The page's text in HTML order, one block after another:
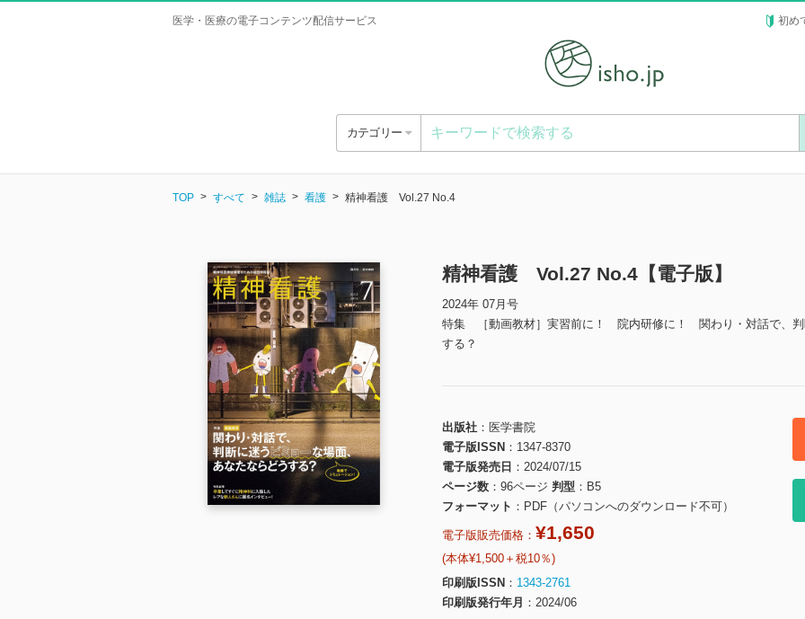
医学・医療の電子コンテンツ配信サービス 初め
カテゴリー
TOP すべて 雑誌 看護 精神看護 Vol.27 No.4
精神看護 Vol.27 No.4【電子版】
2024年 07月号
特集 ［動画教材］実習前に！ 院内研修に！ 関わり・対話で、判
する？
出版社
医学書院
電子版ISSN
1347-8370
電子版発売日
2024/07/15
ページ数
96ページ 判型
B5
フォーマット
PDF（パソコンへのダウンロード不可）
電子版販売価格： ¥1,650
(本体¥1,500＋税10％)
印刷版ISSN
1343-2761
印刷版発行年月
2024/06